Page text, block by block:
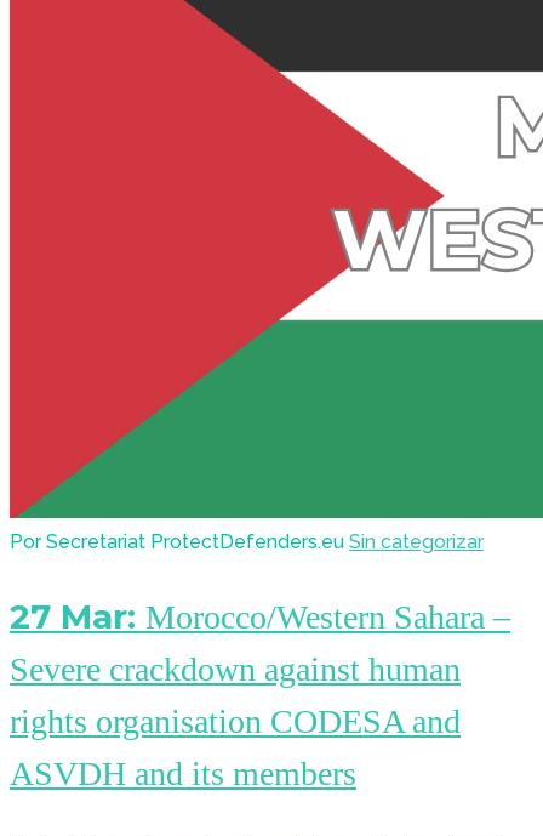
Por Secretariat ProtectDefenders.eu Sin categorizar
27 Mar: Morocco/Western Sahara –
Severe crackdown against human
rights organisation CODESA and
ASVDH and its members